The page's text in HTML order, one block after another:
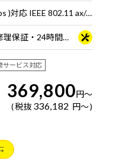
Wi-Fi 6E( 最大2.4Gbps )対応 IEEE 802.11 ax/ac/a/b/g/n準拠 ＋ Bluetooth 5内蔵
3年間センドバック修理保証・24時間×365日電話サポート
サービス対応
369,800円～
税抜 336,182 円～